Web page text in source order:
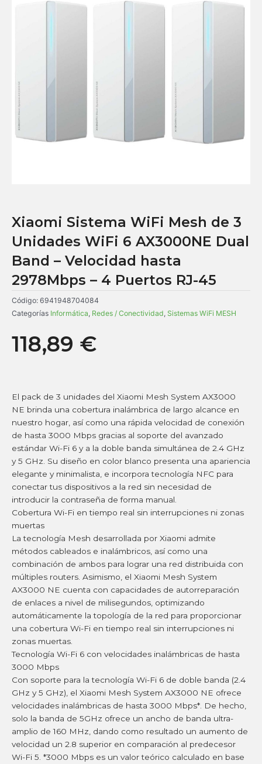
Xiaomi Sistema WiFi Mesh de 3
Unidades WiFi 6 AX3000NE Dual
Band – Velocidad hasta
2978Mbps – 4 Puertos RJ-45
Código: 6941948704084
Categorías Informática, Redes / Conectividad, Sistemas WiFi MESH
118,89 €
El pack de 3 unidades del Xiaomi Mesh System AX3000
NE brinda una cobertura inalámbrica de largo alcance en
nuestro hogar, así como una rápida velocidad de conexión
de hasta 3000 Mbps gracias al soporte del avanzado
estándar Wi-Fi 6 y a la doble banda simultánea de 2.4 GHz
y 5 GHz. Su diseño en color blanco presenta una apariencia
elegante y minimalista, e incorpora tecnología NFC para
conectar tus dispositivos a la red sin necesidad de
introducir la contraseña de forma manual.
Cobertura Wi-Fi en tiempo real sin interrupciones ni zonas
muertas
La tecnología Mesh desarrollada por Xiaomi admite
métodos cableados e inalámbricos, así como una
combinación de ambos para lograr una red distribuida con
múltiples routers. Asimismo, el Xiaomi Mesh System
AX3000 NE cuenta con capacidades de autorreparación
de enlaces a nivel de milisegundos, optimizando
automáticamente la topología de la red para proporcionar
una cobertura Wi-Fi en tiempo real sin interrupciones ni
zonas muertas.
Tecnología Wi-Fi 6 con velocidades inalámbricas de hasta
3000 Mbps
Con soporte para la tecnología Wi-Fi 6 de doble banda (2.4
GHz y 5 GHz), el Xiaomi Mesh System AX3000 NE ofrece
velocidades inalámbricas de hasta 3000 Mbps*. De hecho,
solo la banda de 5GHz ofrece un ancho de banda ultra-
amplio de 160 MHz, dando como resultado un aumento de
velocidad un 2.8 superior en comparación al predecesor
Wi-Fi 5. *3000 Mbps es un valor teórico calculado en base